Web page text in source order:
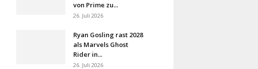
von Prime zu...
26. Juli 2026
Ryan Gosling rast 2028
als Marvels Ghost
Rider in...
26. Juli 2026